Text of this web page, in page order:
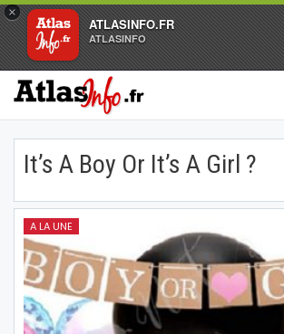
×
ATLASINFO.FR
ATLASINFO
It’s A Boy Or It’s A Girl ?
A LA UNE